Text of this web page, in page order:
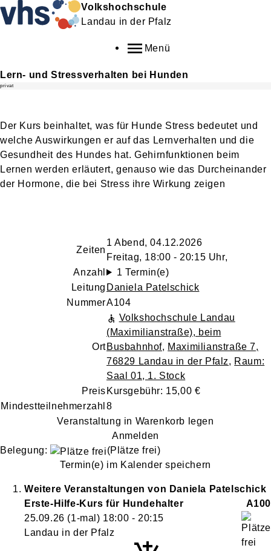
Volkshochschule
Landau in der Pfalz
Menü
Lern- und Stressverhalten bei Hunden
privat
Der Kurs beinhaltet, was für Hunde Stress bedeutet und
welche Auswirkungen er auf das Lernverhalten und die
Gesundheit des Hundes hat. Gehirnfunktionen beim
Lernen werden erläutert, genauso wie das Durcheinander
der Hormone, die bei Stress ihre Wirkung zeigen
Zeiten
1 Abend, 04.12.2026
Freitag, 18:00 - 20:15 Uhr,
Anzahl
1 Termin(e)
Leitung Daniela Patelschick
NummerA104
Ort
Volkshochschule Landau
(Maximilianstraße), beim
Busbahnhof, Maximilianstraße 7,
76829 Landau in der Pfalz, Raum:
Saal 01, 1. Stock
Preis Kursgebühr: 15,00 €
Mindestteilnehmerzahl 8
Veranstaltung in Warenkorb legen
Anmelden
Belegung:
(Plätze frei)
Termin(e) im Kalender speichern
Weitere Veranstaltungen von Daniela Patelschick
Erste-Hilfe-Kurs für Hundehalter
A100
25.09.26 (1-mal) 18:00 - 20:15
Landau in der Pfalz